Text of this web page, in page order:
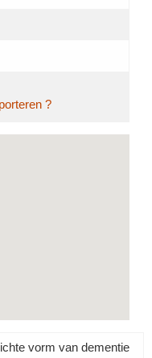
?
vorm van dementie